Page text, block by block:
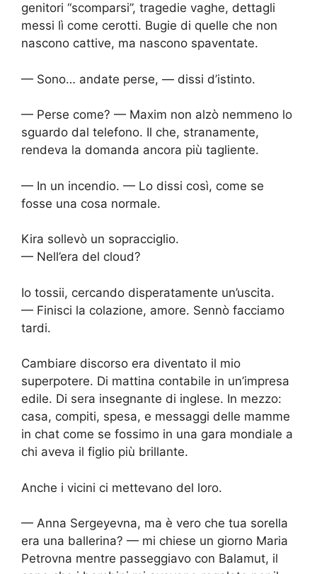
genitori “scomparsi”, tragedie vaghe, dettagli
messi lì come cerotti. Bugie di quelle che non
nascono cattive, ma nascono spaventate.
— Sono… andate perse, — dissi d’istinto.
— Perse come? — Maxim non alzò nemmeno lo
sguardo dal telefono. Il che, stranamente,
rendeva la domanda ancora più tagliente.
— In un incendio. — Lo dissi così, come se
fosse una cosa normale.
Kira sollevò un sopracciglio.
— Nell’era del cloud?
Io tossii, cercando disperatamente un’uscita.
— Finisci la colazione, amore. Sennò facciamo
tardi.
Cambiare discorso era diventato il mio
superpotere. Di mattina contabile in un’impresa
edile. Di sera insegnante di inglese. In mezzo:
casa, compiti, spesa, e messaggi delle mamme
in chat come se fossimo in una gara mondiale a
chi aveva il figlio più brillante.
Anche i vicini ci mettevano del loro.
— Anna Sergeyevna, ma è vero che tua sorella
era una ballerina? — mi chiese un giorno Maria
Petrovna mentre passeggiavo con Balamut, il